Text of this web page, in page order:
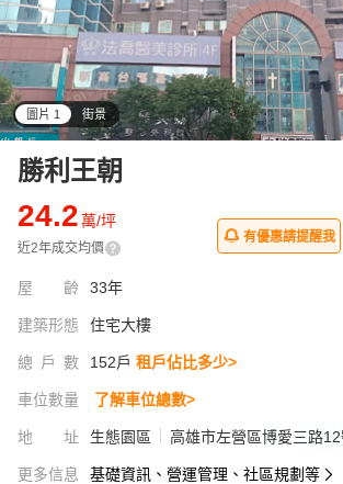
圖片 1 街景
勝利王朝
24.2萬/坪
近2年成交均價
有優惠請提醒我
屋齡 33年
建築形態 住宅大樓
總戶數 152戶 租戶佔比多少>
車位數量 了解車位總數>
地址 生態園區 高雄市左營區博愛三路
更多信息 基礎資訊、營運管理、社區規劃等